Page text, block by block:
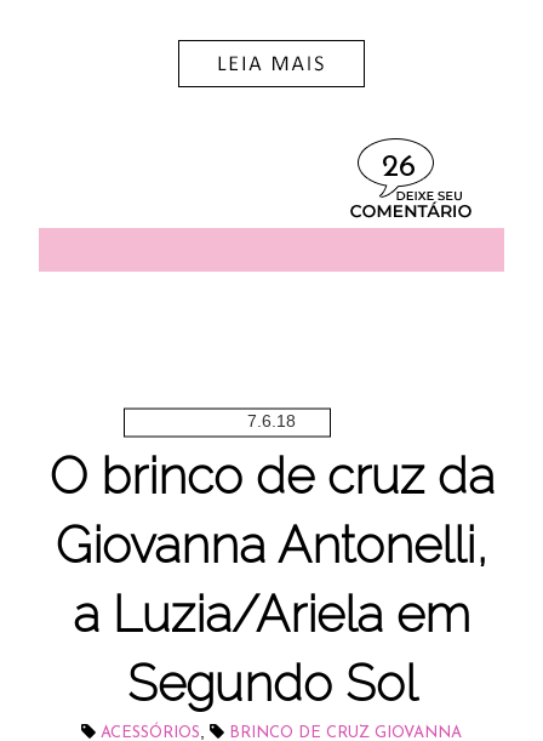
26
7.6.18
O brinco de cruz da
Giovanna Antonelli,
a Luzia/Ariela em
Segundo Sol
ACESSÓRIOS BRINCO DE CRUZ GIOVANNA